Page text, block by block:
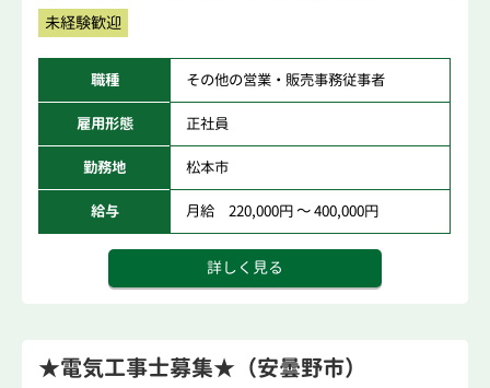
未経験歓迎
職種 その他の営業・販売事務従事者
雇用形態 正社員
勤務地 松本市
給与 月給 220,000円 ～ 400,000円
詳しく見る
★電気工事士募集★（安曇野市）